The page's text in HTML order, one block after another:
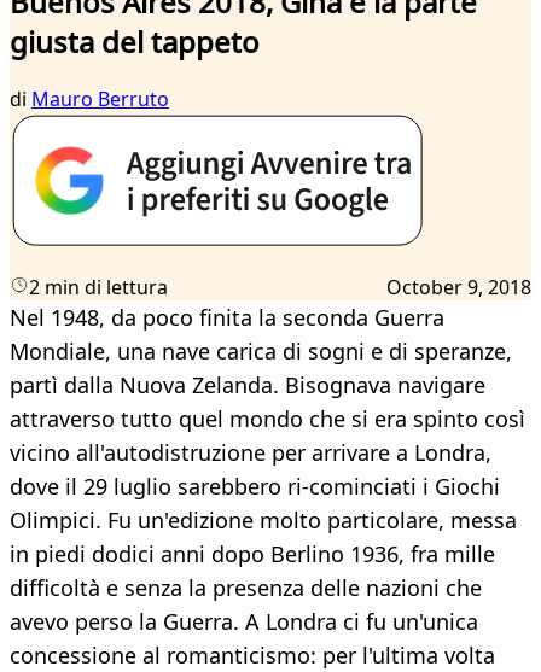
giusta del tappeto
di Mauro Berruto
2 min di lettura October 9, 2018
Nel 1948, da poco finita la seconda Guerra
Mondiale, una nave carica di sogni e di speranze,
partì dalla Nuova Zelanda. Bisognava navigare
attraverso tutto quel mondo che si era spinto così
vicino all'autodistruzione per arrivare a Londra,
dove il 29 luglio sarebbero ri-cominciati i Giochi
Olimpici. Fu un'edizione molto particolare, messa
in piedi dodici anni dopo Berlino 1936, fra mille
difficoltà e senza la presenza delle nazioni che
avevo perso la Guerra. A Londra ci fu un'unica
concessione al romanticismo: per l'ultima volta